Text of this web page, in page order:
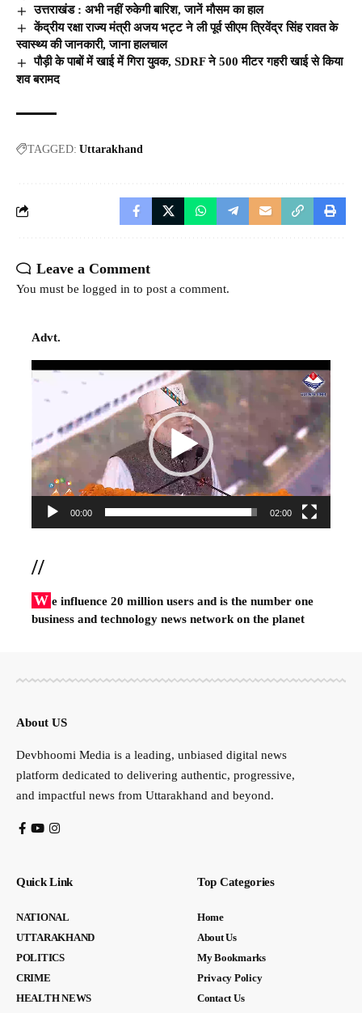
उत्तराखंड : अभी नहीं रुकेगी बारिश, जानें मौसम का हाल
केंद्रीय रक्षा राज्य मंत्री अजय भट्ट ने ली पूर्व सीएम त्रिवेंद्र सिंह रावत के
स्वास्थ्य की जानकारी, जाना हालचाल
पौड़ी के पाबों में खाई में गिरा युवक, SDRF ने 500 मीटर गहरी खाई से किया
शव बरामद
TAGGED: Uttarakhand
Leave a Comment
You must be logged in to post a comment.
Advt.
Video
00:00 02:00
//
W e influence 20 million users and is the number one
business and technology news network on the planet
About US
Devbhoomi Media is a leading, unbiased digital news
platform dedicated to delivering authentic, progressive,
and impactful news from Uttarakhand and beyond.
Quick Link
NATIONAL
UTTARAKHAND
POLITICS
CRIME
HEALTH NEWS
Top Categories
Home
About Us
My Bookmarks
Privacy Policy
Contact Us